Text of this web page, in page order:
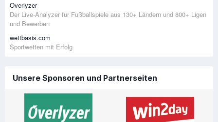
Overlyzer
Der Live-Analyzer für Fußballspiele aus 130+ Ländern und 800+ Ligen
und Bewerben
wettbasis.com
Sportwetten mit Erfolg
Unsere Sponsoren und Partnerseiten